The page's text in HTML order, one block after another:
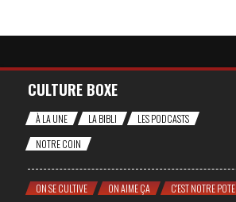
CULTURE BOXE
À LA UNE LA BIBLI
LES PODCASTS
NOTRE COIN
ON SE CULTIVE ON AIME ÇA
C'EST NOTRE POTE